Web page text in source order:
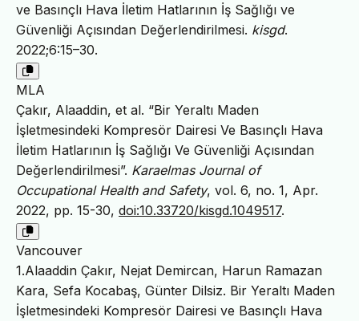
ve Basınçlı Hava İletim Hatlarının İş Sağlığı ve
Güvenliği Açısından Değerlendirilmesi. kisgd.
2022;6:15–30.
MLA
Çakır, Alaaddin, et al. “Bir Yeraltı Maden
İşletmesindeki Kompresör Dairesi Ve Basınçlı Hava
İletim Hatlarının İş Sağlığı Ve Güvenliği Açısından
Değerlendirilmesi”. Karaelmas Journal of
Occupational Health and Safety, vol. 6, no. 1, Apr.
2022, pp. 15-30, doi:10.33720/kisgd.1049517.
Vancouver
1.Alaaddin Çakır, Nejat Demircan, Harun Ramazan
Kara, Sefa Kocabaş, Günter Dilsiz. Bir Yeraltı Maden
İşletmesindeki Kompresör Dairesi ve Basınçlı Hava